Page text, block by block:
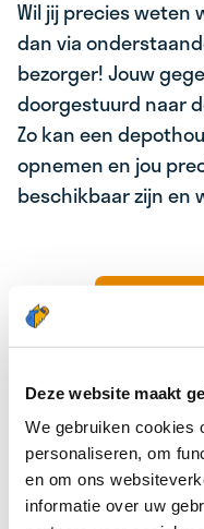
Deze website maakt
We gebruiken cookies
personaliseren, om
en om ons
informatie over uw
Wil jij precies weten
dan via
bezorger! Jouw
doorgestuurd naar
Zo kan een
opnemen en jou
beschikbaar zijn en